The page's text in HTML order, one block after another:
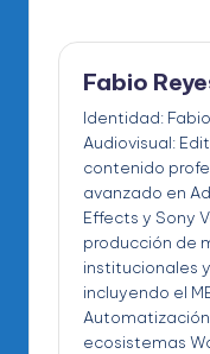
Fabio
Identidad:
Audiovisual:
contenido
avanzado en
Effects y Sony
producción de
institucionales
incluyendo el
ecosistemas